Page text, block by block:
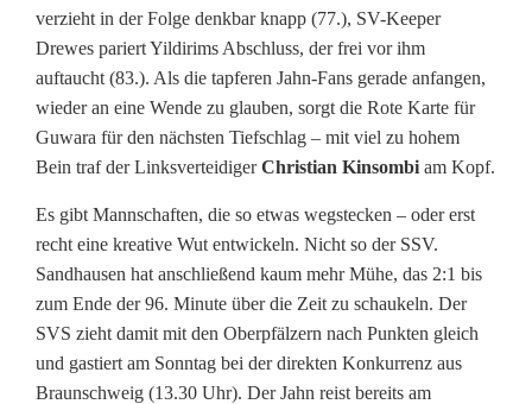
verzieht in der Folge denkbar knapp (77.), SV-Keeper
Drewes pariert Yildirims Abschluss, der frei vor ihm
auftaucht (83.). Als die tapferen Jahn-Fans gerade anfangen,
wieder an eine Wende zu glauben, sorgt die Rote Karte für
Guwara für den nächsten Tiefschlag – mit viel zu hohem
Bein traf der LinksverteidigerChristian Kinsombi am Kopf.
Es gibt Mannschaften, die so etwas wegstecken – oder erst
recht eine kreative Wut entwickeln. Nicht so der SSV.
Sandhausen hat anschließend kaum mehr Mühe, das 2:1 bis
zum Ende der 96. Minute über die Zeit zu schaukeln. Der
SVS zieht damit mit den Oberpfälzern nach Punkten gleich
und gastiert am Sonntag bei der direkten Konkurrenz aus
Braunschweig (13.30 Uhr). Der Jahn reist bereits am